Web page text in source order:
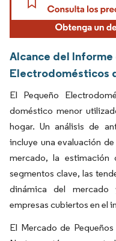
Alcance del
Electrodomésticos
El Pequeño
doméstico menor
hogar. Un análisis de
incluye una evaluación
mercado, la estimación
segmentos clave, las
dinámica del
empresas cubiertos en el
El Mercado de